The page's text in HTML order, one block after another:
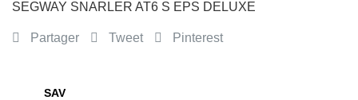
SEGWAY SNARLER AT6 S EPS DELUXE
Partager Tweet Pinterest
SAV